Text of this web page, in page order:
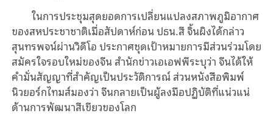
ในการประชุมสุดยอดการเปลี่ยนแปลงสภาพภูมิอากาศ
ของสหประชาชาติเมื่อสัปดาห์ก่อน ปธน.สี จิ้นผิงได้กล่าว
สุนทรพจน์ผ่านวิดีโอ ประกาศชุดเป้าหมายการมีส่วนร่วมโดย
สมัครใจรอบใหม่ของจีน สำนักข่าวเอเอฟพีระบุว่า จีนได้ให้
คำมั่นสัญญาที่สำคัญเป็นประวัติการณ์ ส่วนหนังสือพิมพ์
นิวยอร์กไทมส์มองว่า จีนกลายเป็นผู้ลงมือปฏิบัติที่แน่วแน่
ด้านการพัฒนาสีเขียวของโลก